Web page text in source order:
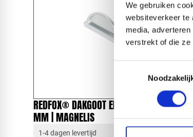
We gebruiken
websiteverkeer te
media,
verstrekt of die ze
REDFOX® DAKGOOT EINDSTUK 125
MM | MAGNELIS
1-4 dagen levertijd